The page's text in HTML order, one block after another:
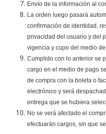
Envío de la información al
La orden luego pasará
confirmación de identidad,
privacidad del usuario y del
vigencia y cupo del medio
Cumplido con lo anterior se
cargo en el medio de pago
de compra con la boleta o
electrónico y será
entrega que se hubiera
No se verá afectado el
efectuarán cargos, sin que